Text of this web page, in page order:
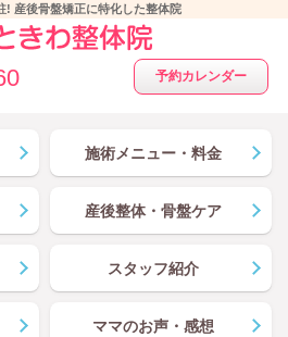
! 産後骨盤矯正に特化した整体院
予約カレンダー
施術メニュー・料金
産後整体・骨盤ケア
スタッフ紹介
ママのお声・感想